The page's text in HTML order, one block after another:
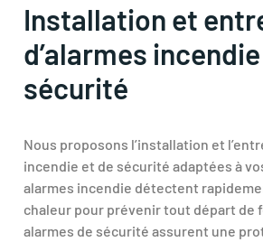
Installation et
d’alarmes
sécurité
Nous proposons l’installation et
incendie et de sécurité adaptées à
alarmes incendie détectent
chaleur pour prévenir tout départ de
alarmes de sécurité assurent une